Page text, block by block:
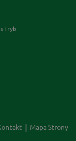
i ryb
Mapa Strony